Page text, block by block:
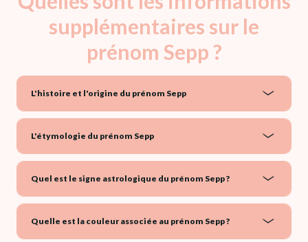
supplémentaires sur le
prénom Sepp ?
L'histoire et l'origine du prénom Sepp
L'étymologie du prénom Sepp
Quel est le signe astrologique du prénom Sepp ?
Quelle est la couleur associée au prénom Sepp ?